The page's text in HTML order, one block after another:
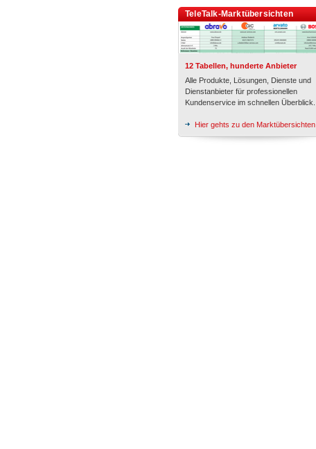
TeleTalk-Marktübersichten
12 Tabellen, hunderte Anbieter
Alle Produkte, Lösungen, Dienste und
Dienstanbieter für professionellen
Kundenservice im schnellen Überblick.
Hier gehts zu den Marktübersichten